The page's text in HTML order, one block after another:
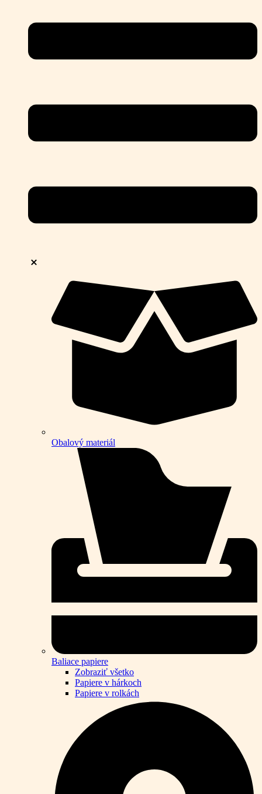
Obalový materiál
Baliace papiere
Zobraziť všetko
Papiere v hárkoch
Papiere v rolkách